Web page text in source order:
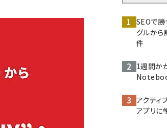
SEOで勝
グルから
件
1週間か
アクティ
アプリ